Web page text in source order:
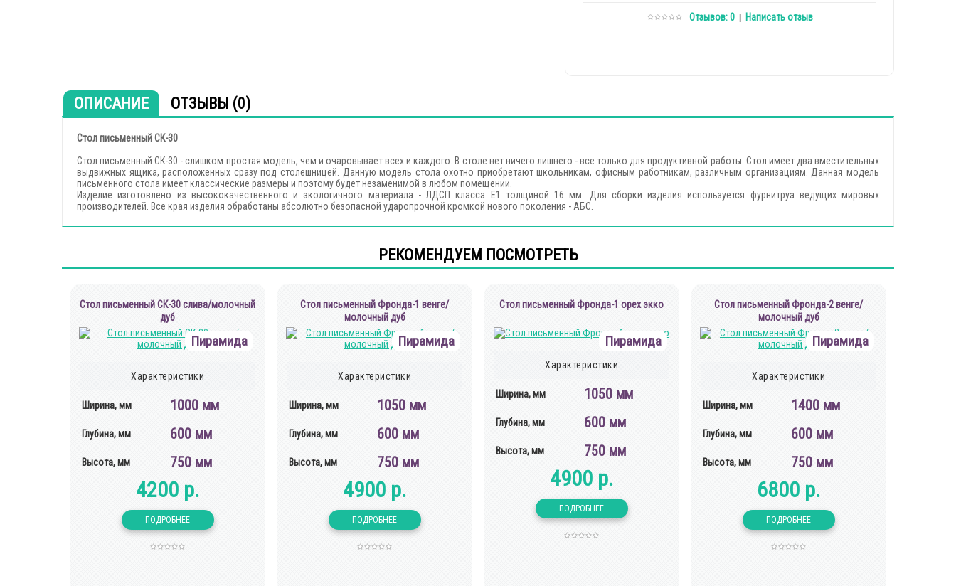
Отзывов: 0| Написать отзыв
ОПИСАНИЕ ОТЗЫВЫ (0)
Cтол письменный СК-30
Стол письменный СК-30 - слишком простая модель, чем и очаровывает всех и каждого. В столе нет ничего лишнего - все только для продуктивной работы. Стол имеет два вместительных
выдвижных ящика, расположенных сразу под столешницей. Данную модель стола охотно приобретают школьникам, офисным работникам, различным организациям. Данная модель
письменного стола имеет классические размеры и поэтому будет незаменимой в любом помещении.
Изделие изготовлено из высококачественного и экологичного материала - ЛДСП класса Е1 толщиной 16 мм. Для сборки изделия используется фурнитруа ведущих мировых
производителей. Все края изделия обработаны абсолютно безопасной ударопрочной кромкой нового поколения - АБС.
РЕКОМЕНДУЕМ ПОСМОТРЕТЬ
Cтол письменный СК-30 слива/молочный
дуб
Пирамида
Характеристики
Ширина, мм 1000 мм
Глубина, мм 600 мм
Высота, мм 750 мм
4200 р.
Cтол письменный Фронда-1 венге/
молочный дуб
Пирамида
Характеристики
Ширина, мм 1050 мм
Глубина, мм 600 мм
Высота, мм 750 мм
4900 р.
Cтол письменный Фронда-1 орех экко
Пирамида
Характеристики
Ширина, мм 1050 мм
Глубина, мм 600 мм
Высота, мм 750 мм
4900 р.
Cтол письменный Фронда-2 венге/
молочный дуб
Пирамида
Характеристики
Ширина, мм 1400 мм
Глубина, мм 600 мм
Высота, мм 750 мм
6800 р.